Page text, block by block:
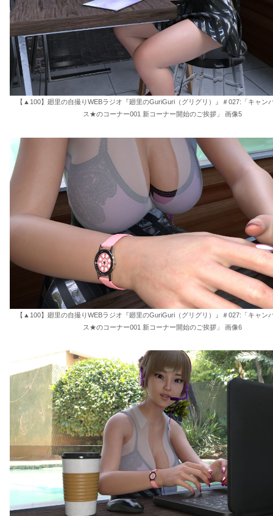
【▲100】廻里の自撮りWEBラジオ『廻里のGuriGuri（グリグリ）』＃027:「キャン
ス★のコーナー001 新コーナー開始のご挨拶」 画像5
【▲100】廻里の自撮りWEBラジオ『廻里のGuriGuri（グリグリ）』＃027:「キャン
ス★のコーナー001 新コーナー開始のご挨拶」 画像6